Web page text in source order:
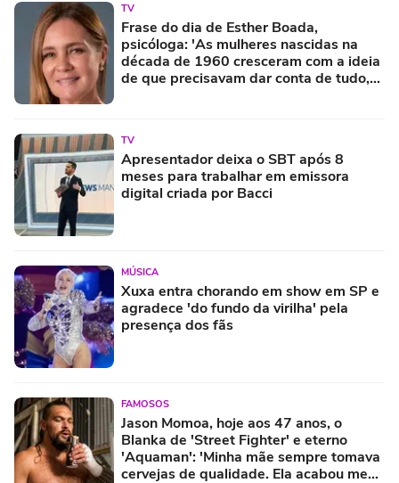
TV
Frase do dia de Esther Boada,
psicóloga: 'As mulheres nascidas na
década de 1960 cresceram com a ideia
de que precisavam dar conta de tudo,
TV
Apresentador deixa o SBT após 8
meses para trabalhar em emissora
digital criada por Bacci
MÚSICA
Xuxa entra chorando em show em SP e
agradece 'do fundo da virilha' pela
presença dos fãs
FAMOSOS
Jason Momoa, hoje aos 47 anos, o
Blanka de 'Street Fighter' e eterno
'Aquaman': 'Minha mãe sempre tomava
cervejas de qualidade. Ela acabou me